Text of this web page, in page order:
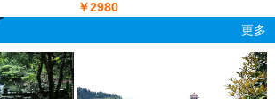
￥2980
更多